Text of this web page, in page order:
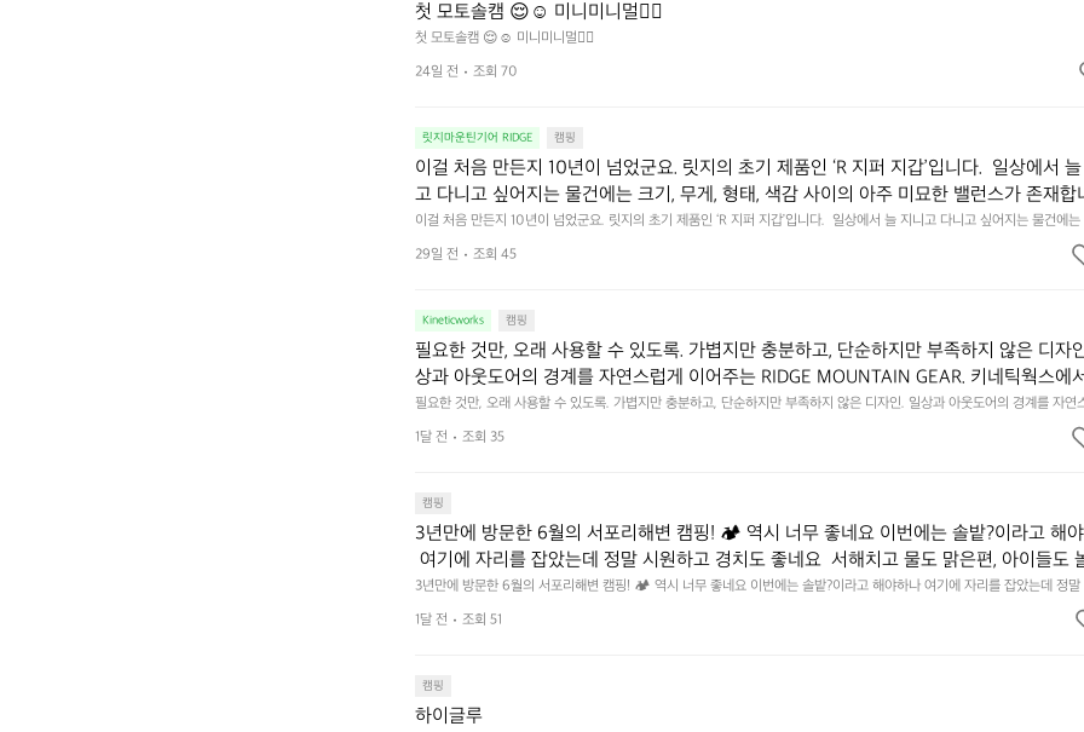
첫 모토솔캠 😌☺️ 미니미니멀👌🏼
첫 모토솔캠 😌☺️ 미니미니멀👌🏼
24일 전
조회 70
릿지마운틴기어 RIDGE 캠핑
이걸 처음 만든지 10년이 넘었군요. 릿지의 초기 제품인 ‘R 지퍼 지갑’입니다.  일상에서
고 다니고 싶어지는 물건에는 크기, 무게, 형태, 색감 사이의 아주 미묘한 밸런스가 존재합
예를 들자면 일에 집중하느라 책상 위 가장자리에 대충 걸쳐 놓아도 시야에 걸리적거리
것. R 지퍼 지갑은 바로 그 위화감 없는 균형감에서 출발했습니다.  그중에서도 슬림함에
이걸 처음 만든지 10년이 넘었군요. 릿지의 초기 제품인 ‘R 지퍼 지갑’입니다.  일상에서 늘 지니고 다니고 싶어지는 물건에
무게, 형태, 색감 사이의 아주 미묘한 밸런스가 존재합니다.  예를 들자면 일에 집중하느라 책상 위 가장자리에 대충 걸쳐 놓
야에 걸리적거리지 않는 것. R 지퍼 지갑은 바로 그 위화감 없는 균형감에서 출발했습니다.  그중에서도 슬림함에 철저히 집
29일 전 조회 45
Kineticworks 캠핑
필요한 것만, 오래 사용할 수 있도록. 가볍지만 충분하고, 단순하지만 부족하지 않은 디자
상과 아웃도어의 경계를 자연스럽게 이어주는 RIDGE MOUNTAIN GEAR. 키네틱웍스에
나보세요.
필요한 것만, 오래 사용할 수 있도록. 가볍지만 충분하고, 단순하지만 부족하지 않은 디자인. 일상과 아웃도어의 경계를 자연
1달 전
조회 35
캠핑
3년만에 방문한 6월의 서포리해변 캠핑! 🏕 역시 너무 좋네요 이번에는 솔밭?이라고 해
여기에 자리를 잡았는데 정말 시원하고 경치도 좋네요  서해치고 물도 맑은편, 아이들도
좋고 1박 2일은 넘 짧게 느껴지네요  .1박 1동 1만원 (수금은 7시쯤, 동네에서 관리) .수금
음식물.쓰레기봉투를 1개씩 나누어줌 .솔밭에 바로 화장실있음 .5분거리 cu .2분거리 음
3년만에 방문한 6월의 서포리해변 캠핑! 🏕 역시 너무 좋네요 이번에는 솔밭?이라고 해야하나 여기에 자리를 잡았는데 정말
고 경치도 좋네요  서해치고 물도 맑은편, 아이들도 놀기 좋고 1박 2일은 넘 짧게 느껴지네요  .1박 1동 1만원 (수금은 7시쯤,
관리) .수금하면서 음식물.쓰레기봉투를 1개씩 나누어줌 .솔밭에 바로 화장실있음 .5분거리 cu .2분거리 음식점  항구에서부
1달 전 조회 51
캠핑
하이글루